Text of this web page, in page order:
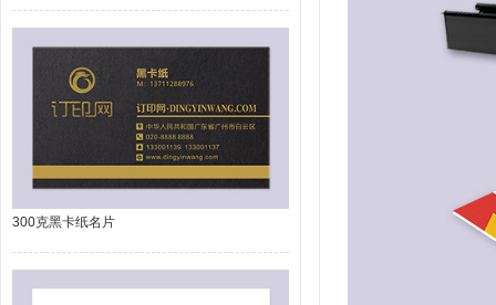
300克黑卡纸名片